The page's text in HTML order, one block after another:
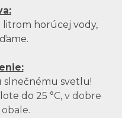
litrom horúcej vody,
slnečnému svetlu!
do 25 °C, v dobre